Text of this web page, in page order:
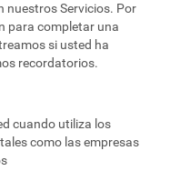
nuestros Servicios. Por
para completar una
si usted ha
recordatorios.
cuando utiliza los
como las empresas